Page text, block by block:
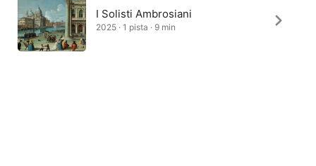
I Solisti Ambrosiani
2025 · 1 pista · 9 min